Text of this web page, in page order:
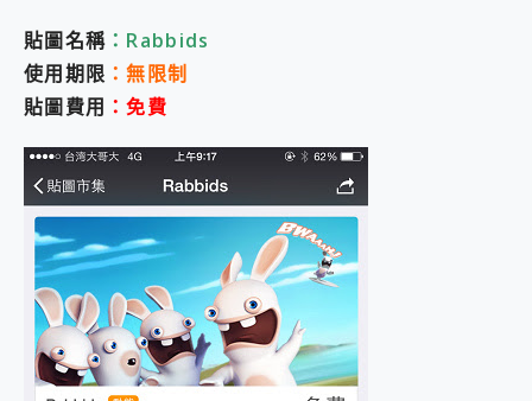
貼圖名稱 ：Rabbids
使用期限 ：無限制
貼圖費用 ：免費